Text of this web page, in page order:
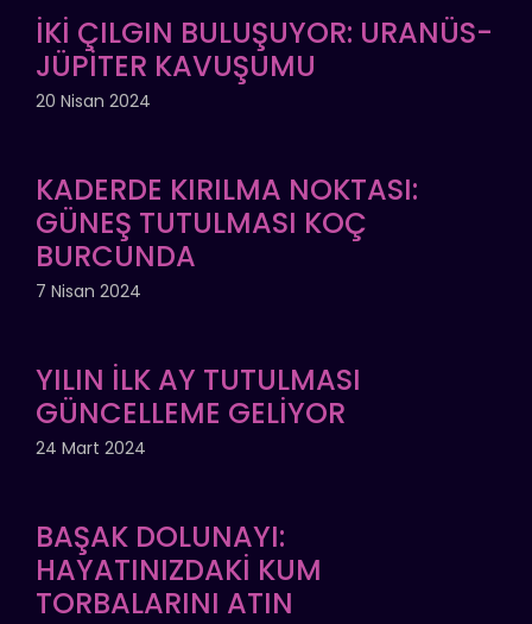
İKİ ÇILGIN BULUŞUYOR: URANÜS-
JÜPİTER KAVUŞUMU
20 Nisan 2024
KADERDE KIRILMA NOKTASI:
GÜNEŞ TUTULMASI KOÇ
BURCUNDA
7 Nisan 2024
YILIN İLK AY TUTULMASI
GÜNCELLEME GELİYOR
24 Mart 2024
BAŞAK DOLUNAYI:
HAYATINIZDAKİ KUM
TORBALARINI ATIN